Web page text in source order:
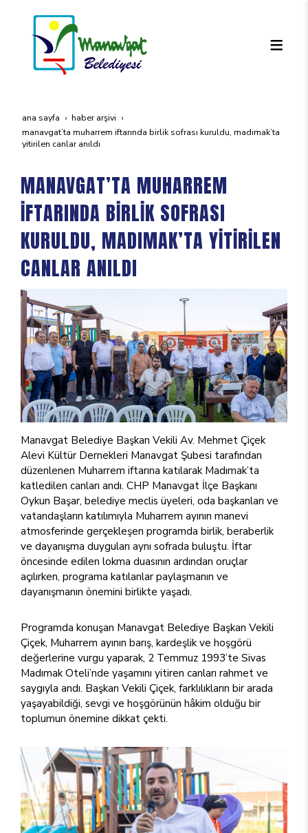
ana sayfa
haber arşivi
manavgat’ta muharrem i̇ftarinda bi̇rli̇k sofrasi kuruldu, madimak’ta
yi̇ti̇ri̇len canlar anildi
MANAVGAT’TA MUHARREM
İFTARINDA BİRLİK SOFRASI
KURULDU, MADIMAK’TA YİTİRİLEN
CANLAR ANILDI
Manavgat Belediye Başkan Vekili Av. Mehmet Çiçek
Alevi Kültür Dernekleri Manavgat Şubesi tarafından
düzenlenen Muharrem iftarına katılarak Madımak’ta
katledilen canları andı. CHP Manavgat İlçe Başkanı
Oykun Başar, belediye meclis üyeleri, oda başkanları ve
vatandaşların katılımıyla Muharrem ayının manevi
atmosferinde gerçekleşen programda birlik, beraberlik
ve dayanışma duyguları aynı sofrada buluştu. İftar
öncesinde edilen lokma duasının ardından oruçlar
açılırken, programa katılanlar paylaşmanın ve
dayanışmanın önemini birlikte yaşadı.
Programda konuşan Manavgat Belediye Başkan Vekili
Çiçek, Muharrem ayının barış, kardeşlik ve hoşgörü
değerlerine vurgu yaparak, 2 Temmuz 1993’te Sivas
Madımak Oteli’nde yaşamını yitiren canları rahmet ve
saygıyla andı. Başkan Vekili Çiçek, farklılıkların bir arada
yaşayabildiği, sevgi ve hoşgörünün hâkim olduğu bir
toplumun önemine dikkat çekti.